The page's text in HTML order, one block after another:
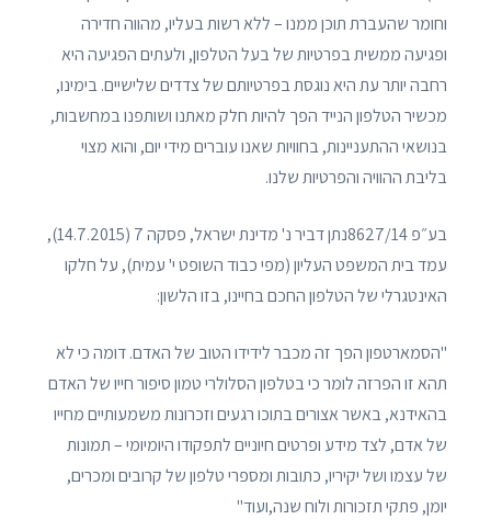
וחומר שהעברת תוכן ממנו – ללא רשות בעליו, מהווה חדירה
ופגיעה ממשית בפרטיות של בעל הטלפון, ולעתים הפגיעה היא
רחבה יותר עת היא נוגסת בפרטיותם של צדדים שלישיים. בימינו,
מכשיר הטלפון הנייד הפך להיות חלק מאתנו ושותפנו במחשבות,
בנושאי ההתעניינות, בחוויות שאנו עוברים מידי יום, והוא מצוי
בליבת ההוויה והפרטיות שלנו.
בע״פ 8627/14נתן דביר נ' מדינת ישראל, פסקה 7 (14.7.2015),
עמד בית המשפט העליון (מפי כבוד השופט י' עמית), על חלקו
האינטגרלי של הטלפון החכם בחיינו, בזו הלשון:
"הסמארטפון הפך זה מכבר לידידו הטוב של האדם. דומה כי לא
תהא זו הפרזה לומר כי בטלפון הסלולרי טמון סיפור חייו של האדם
בהאידנא, באשר אצורים בתוכו רגעים וזכרונות משמעותיים מחייו
של אדם, לצד מידע ופרטים חיוניים לתפקודו היומיומי – תמונות
של עצמו ושל יקיריו, כתובות ומספרי טלפון של קרובים ומכרים,
יומן, פתקי תזכורות ולוח שנה,ועוד"